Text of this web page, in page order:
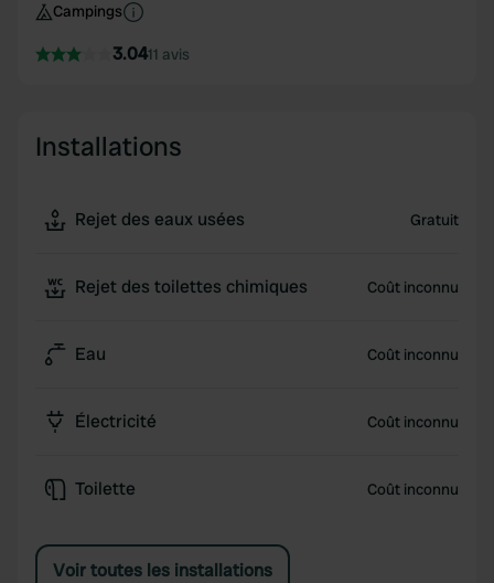
Campings
3.0411 avis
Installations
Rejet des eaux usées Gratuit
Rejet des toilettes chimiques Coût inconnu
Eau Coût inconnu
Électricité Coût inconnu
Toilette Coût inconnu
Voir toutes les installations